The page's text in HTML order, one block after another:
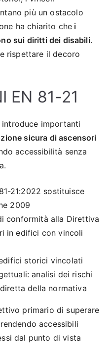
più un ostacolo
ha chiarito che i
sui diritti dei disabili.
rispettare il decoro
EN 81-21
introduce importanti
sicura di ascensori
accessibilità senza
21:2022 sostituisce
2009
conformità alla Direttiva
in edifici con vincoli
storici vincolati
analisi dei rischi
della normativa
primario di superare
accessibili
dal punto di vista